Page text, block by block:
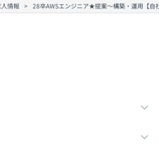
情報 28卒AWSエンジニア★提案～構築・運用【自